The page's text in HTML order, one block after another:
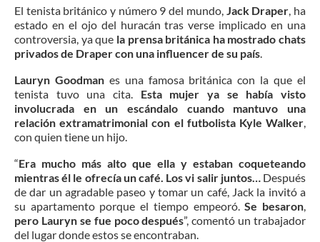
El tenista británico y número 9 del mundo, Jack Draper , ha
estado en el ojo del huracán tras verse implicado en una
controversia, ya que la prensa británica ha mostrado chats
privados de Draper con una influencer de su país
Lauryn Goodman es una famosa británica con la que el
tenista tuvo una cita. Esta mujer ya se había visto
involucrada en un escándalo cuando mantuvo una
relación extramatrimonial con el futbolista Kyle Walker
con quien tiene un hijo.
“Era mucho más alto que ella y estaban coqueteando
mientras él le ofrecía un café. Los vi salir juntos…
Después
de dar un agradable paseo y tomar un café, Jack la invitó a
su apartamento porque el tiempo empeoró. Se besaron
pero Lauryn se fue poco después”, comentó un trabajador
del lugar donde estos se encontraban.